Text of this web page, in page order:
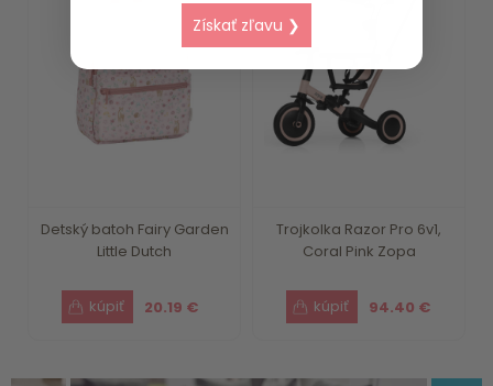
Detský batoh Fairy Garden
Little Dutch
20.19 €
Trojkolka Razor Pro 6v1,
Coral Pink Zopa
94.40 €
Získať zľavu ❯